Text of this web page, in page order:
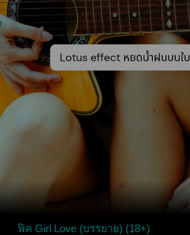
ฟิค Girl Love (บรรยาย) (18+)